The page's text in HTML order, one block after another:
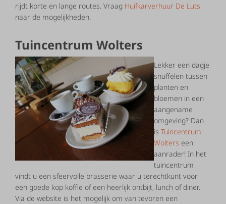
rijdt korte en lange routes. Vraag Huifkarverhuur De Luts
naar de mogelijkheden.
Tuincentrum Wolters
Lekker een dagje
snuffelen tussen
planten en
bloemen in een
aangename
omgeving? Dan
isTuincentrum
Wolters een
aanrader! In het
tuincentrum
vindt u een sfeervolle brasserie waar u terechtkunt voor
een goede kop koffie of een heerlijk ontbijt, lunch of diner.
Via de website is het mogelijk om van tevoren een